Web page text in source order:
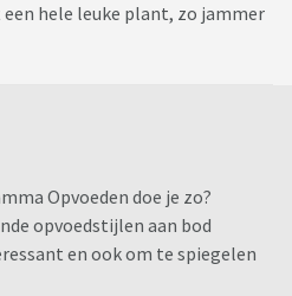
hele leuke plant, zo jammer
Opvoeden doe je zo?
opvoedstijlen aan bod
en ook om te spiegelen